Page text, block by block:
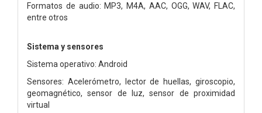
Formatos de audio: MP3, M4A, AAC, OGG, WAV, FLAC,
entre otros
Sistema y sensores
Sistema operativo: Android
Sensores: Acelerómetro, lector de huellas, giroscopio,
geomagnético, sensor de luz, sensor de proximidad
virtual